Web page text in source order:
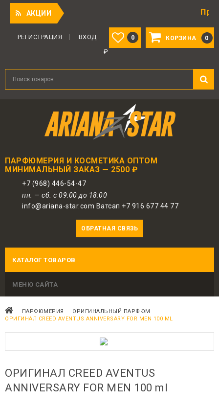
АКЦИИ Приятный
КОРЗИНА 0
0
РЕГИСТРАЦИЯ
ВХОД
₽
ПАРФЮМЕРИЯ И КОСМЕТИКА ОПТОМ
МИНИМАЛЬНЫЙ ЗАКАЗ — 2500 ₽
+7 (968) 446-54-47
пн. — сб. с 09:00 до 18:00
info@ariana-star.com Ватсап +7 916 677 44 77
ОБРАТНАЯ СВЯЗЬ
КАТАЛОГ ТОВАРОВ
МЕНЮ САЙТА
ПАРФЮМЕРИЯ
ОРИГИНАЛЬНЫЙ ПАРФЮМ
ОРИГИНАЛ CREED AVENTUS ANNIVERSARY FOR MEN 100 ML
ОРИГИНАЛ CREED AVENTUS
ANNIVERSARY FOR MEN 100 ml
Для авторизованных пользователей
предоставляется 1 бонус за 100 руб.
от совершенной покупки. Бонусами